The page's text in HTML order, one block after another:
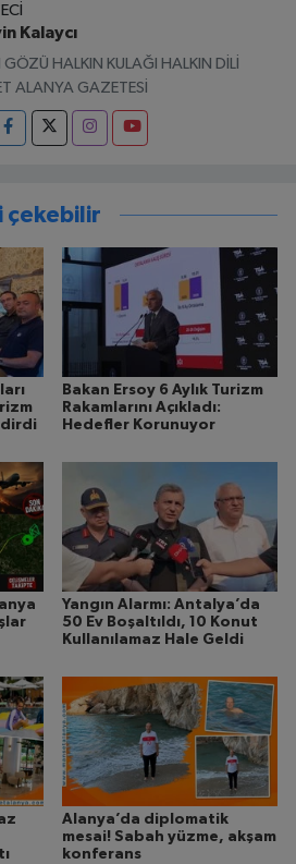
Kalaycı
GÖZÜ HALKIN KULAĞI HALKIN DİLİ
ALANYA GAZETESİ
çekebilir
Bakan Ersoy 6 Aylık Turizm
Rakamlarını Açıkladı:
Hedefler Korunuyor
Yangın Alarmı: Antalya’da
50 Ev Boşaltıldı, 10 Konut
Kullanılamaz Hale Geldi
Alanya’da diplomatik
mesai! Sabah yüzme, akşam
konferans